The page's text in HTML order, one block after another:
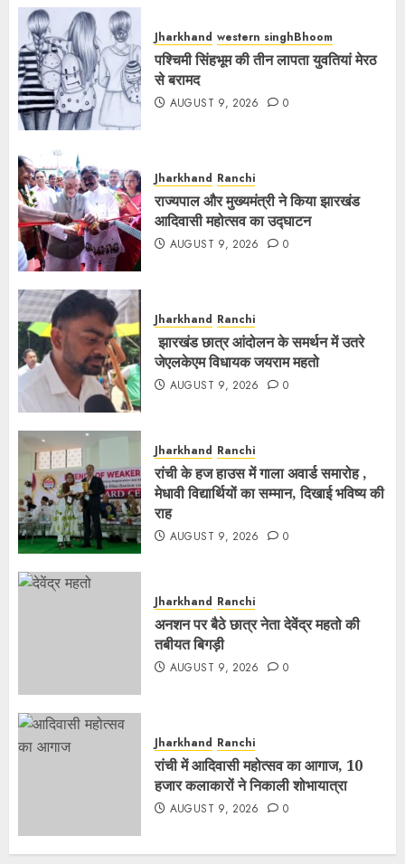
Jharkhand western singhBhoom
पश्चिमी सिंहभूम की तीन लापता युवतियां मेरठ
से बरामद
AUGUST 9, 2026 0
Jharkhand Ranchi
राज्यपाल और मुख्यमंत्री ने किया झारखंड
आदिवासी महोत्सव का उद्घाटन
AUGUST 9, 2026 0
Jharkhand Ranchi
झारखंड छात्र आंदोलन के समर्थन में उतरे
जेएलकेएम विधायक जयराम महतो
AUGUST 9, 2026 0
Jharkhand Ranchi
रांची के हज हाउस में गाला अवार्ड समारोह ,
मेधावी विद्यार्थियों का सम्मान, दिखाई भविष्य की
राह
AUGUST 9, 2026 0
Jharkhand Ranchi
अनशन पर बैठे छात्र नेता देवेंद्र महतो की
तबीयत बिगड़ी
AUGUST 9, 2026 0
Jharkhand Ranchi
रांची में आदिवासी महोत्सव का आगाज, 10
हजार कलाकारों ने निकाली शोभायात्रा
AUGUST 9, 2026 0